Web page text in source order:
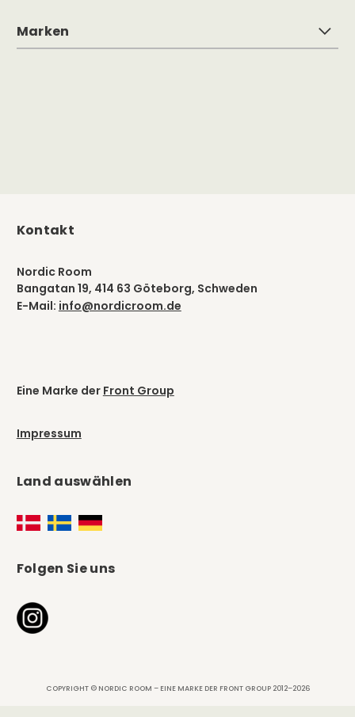
Marken
Kontakt
Nordic Room
Bangatan 19, 414 63 Göteborg, Schweden
E-Mail: info@nordicroom.de
Eine Marke der Front Group
Impressum
Land auswählen
Folgen Sie uns
COPYRIGHT © NORDIC ROOM – EINE MARKE DER FRONT GROUP 2012–2026